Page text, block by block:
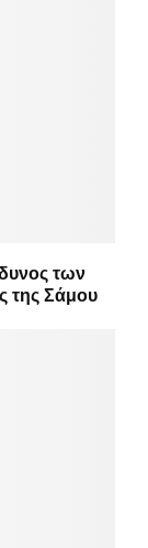
των
της Σάμου